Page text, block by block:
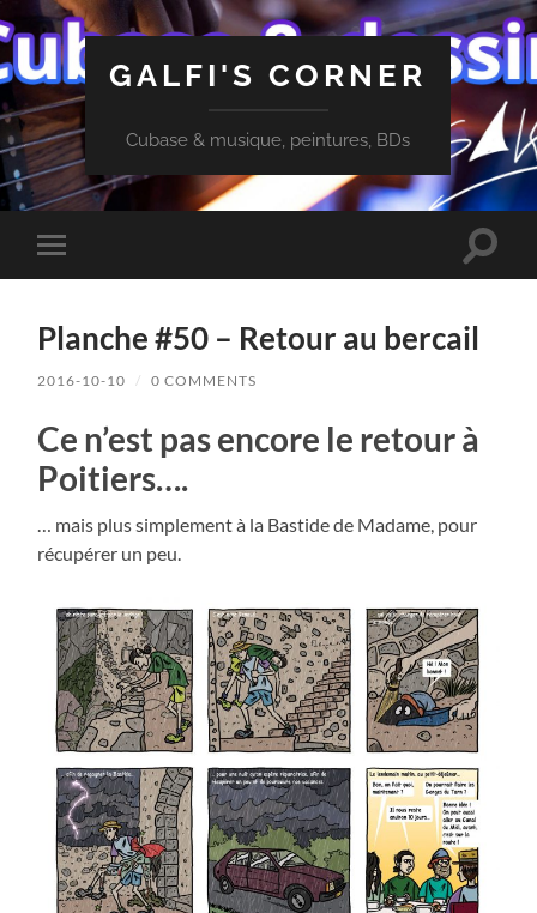
GALFI'S CORNER
Cubase & musique, peintures, BDs
Toggle
mobile
Toggle
Planche #50 – Retour au bercail
2016-10-10 / 0 COMMENTS
Ce n’est pas encore le retour à
Poitiers….
… mais plus simplement à la Bastide de Madame, pour
récupérer un peu.